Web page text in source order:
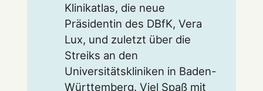
Klinikatlas, die neue
Präsidentin des DBfK, Vera
Lux, und zuletzt über die
Streiks an den
Universitätskliniken in Baden-
Württemberg. Viel Spaß mit